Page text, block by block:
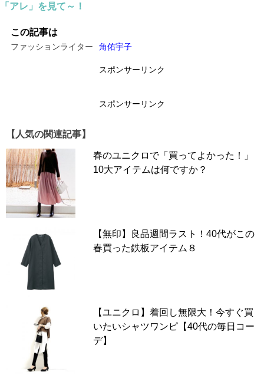
Iラインのニットワンピースは長らく定番の座に鎮座して
いる王道冬ワンピ。もちろん2021年から2022年の真冬シ
ーズンにもIラインニットワンピースは支持されていまし
た。しかし、問題は丈感。とくにここ数年は足首に近いほ
どのロング丈が基本です。そのため、同じIラインニット
ワンピースでも膝丈だと急に少し前の古臭いワンピースと
デニムやスカートなどで重ね着してもバランスが悪くなり
ます。
また、裾のシルエットにも注目。裾が丸みを帯びているコ
「アレ」を見て～！
この記事は
ファッションライター 角佑宇子
スポンサーリンク
スポンサーリンク
【人気の関連記事】
春のユニクロで「買ってよかった！」
10大アイテムは何ですか？
【無印】良品週間ラスト！40代がこの
春買った鉄板アイテム８
【ユニクロ】着回し無限大！今すぐ買
いたいシャツワンピ【40代の毎日コー
デ】